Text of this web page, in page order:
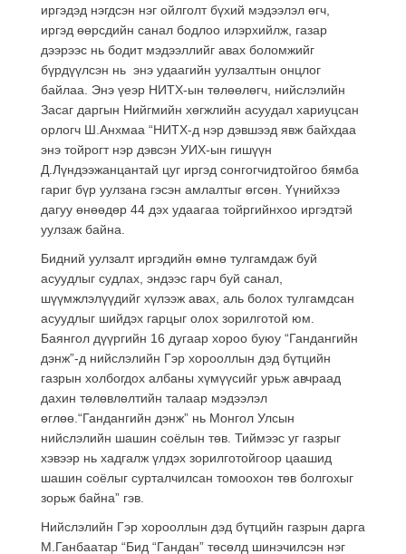
иргэдэд нэгдсэн нэг ойлголт бүхий мэдээлэл өгч,
иргэд өөрсдийн санал бодлоо илэрхийлж, газар
дээрээс нь бодит мэдээллийг авах боломжийг
бүрдүүлсэн нь энэ удаагийн уулзалтын онцлог
байлаа. Энэ үеэр НИТХ-ын төлөөлөгч, нийслэлийн
Засаг даргын Нийгмийн хөгжлийн асуудал хариуцсан
орлогч Ш.Анхмаа “НИТХ-д нэр дэвшээд явж байхдаа
энэ тойрогт нэр дэвсэн УИХ-ын гишүүн
Д.Лүндээжанцантай цуг иргэд сонгогчидтойгоо бямба
гариг бүр уулзана гэсэн амлалтыг өгсөн. Үүнийхээ
дагуу өнөөдөр 44 дэх удаагаа тойргийнхоо иргэдтэй
уулзаж байна.
Бидний уулзалт иргэдийн өмнө тулгамдаж буй
асуудлыг судлах, эндээс гарч буй санал,
шүүмжлэлүүдийг хүлээж авах, аль болох тулгамдсан
асуудлыг шийдэх гарцыг олох зорилготой юм.
Баянгол дүүргийн 16 дугаар хороо буюу “Гандангийн
дэнж”-д нийслэлийн Гэр хорооллын дэд бүтцийн
газрын холбогдох албаны хүмүүсийг урьж авчраад
дахин төлөвлөлтийн талаар мэдээлэл
өглөө.“Гандангийн дэнж” нь Монгол Улсын
нийслэлийн шашин соёлын төв. Тиймээс уг газрыг
хэвээр нь хадгалж үлдэх зорилготойгоор цаашид
шашин соёлыг сурталчилсан томоохон төв болгохыг
зорьж байна” гэв.
Нийслэлийн Гэр хорооллын дэд бүтцийн газрын дарга
М.Ганбаатар “Бид “Гандан” төсөлд шинэчилсэн нэг